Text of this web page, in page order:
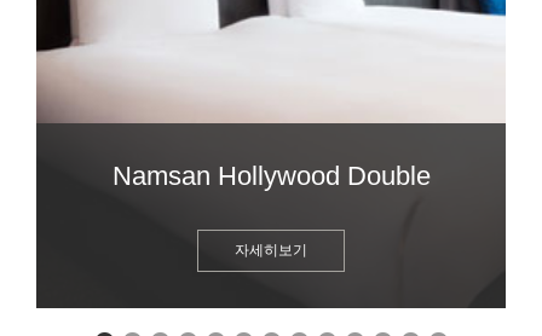
Namsan Hollywood Double
자세히보기